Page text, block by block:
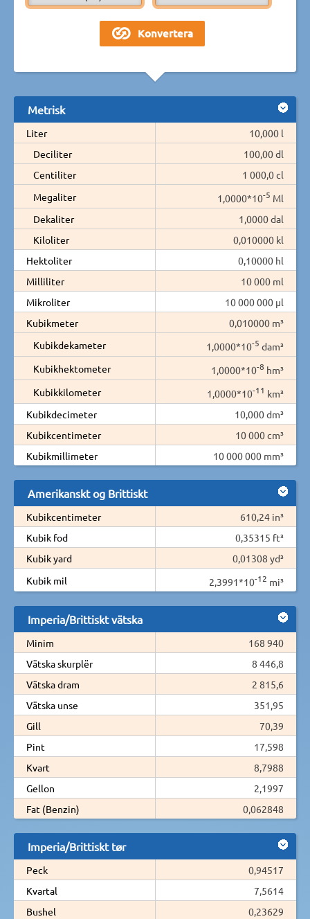
Metrisk
Liter
10,000 l
Deciliter
100,00 dl
Centiliter
1 000,0 cl
Megaliter
1,0000*10-5 Ml
Dekaliter
1,0000 dal
Kiloliter
0,010000 kl
Hektoliter
0,10000 hl
Milliliter
10 000 ml
Mikroliter
10 000 000 µl
Kubikmeter
0,010000 m³
Kubikdekameter
1,0000*10-5 dam³
Kubikhektometer
1,0000*10-8 hm³
Kubikkilometer
1,0000*10-11 km³
Kubikdecimeter
10,000 dm³
Kubikcentimeter
10 000 cm³
Kubikmillimeter
10 000 000 mm³
Amerikanskt og Brittiskt
Kubikcentimeter
610,24 in³
Kubik fod
0,35315 ft³
Kubik yard
0,01308 yd³
Kubik mil
2,3991*10-12 mi³
Imperia/Brittiskt vätska
Minim
168 940
Vätska skurplër
8 446,8
Vätska dram
2 815,6
Vätska unse
351,95
Gill
70,39
Pint
17,598
Kvart
8,7988
Gellon
2,1997
Fat (Benzin)
0,062848
Imperia/Brittiskt tør
Peck
0,94517
Kvartal
7,5614
Bushel
0,23629